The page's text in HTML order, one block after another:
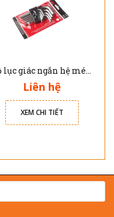
Bộ lục giác ngắn hệ mét 11 chi tiết JTC 5350
Liên hệ
XEM CHI TIẾT